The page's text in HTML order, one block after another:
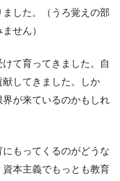
した。（うろ覚えの部
せん）
て育ってきました。自
してきました。しか
が来ているのかもしれ
もってくるのがどうな
本主義でもっとも教育